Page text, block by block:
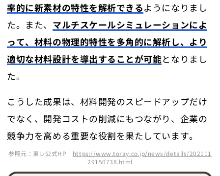
率的に新素材の特性を解析できるようになりまし
た。また、 マルチスケールシミュレーションによ
って、材料の物理的特性を多角的に解析し、より
適切な材料設計を導出することが可能となりまし
た​。
こうした成果は、材料開発のスピードアップだけ
でなく、開発コストの削減にもつながり、企業の
競争力を高める重要な役割を果たしています。
参照元：東レ公式HP https://www.toray.co.jp/news/details/202111
29150738.html